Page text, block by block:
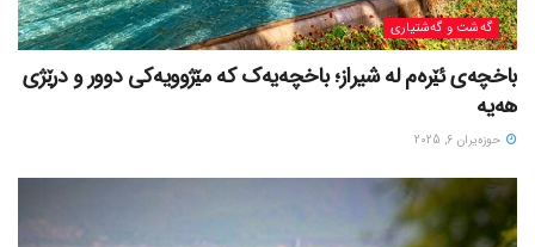
گه‌شت و گه‌شتیاری
باخچەی ئێرەم لە شیراز؛ باخچەیەک کە مێژوویەکی دوور و درێژی
هەیە
حوزه‌یران 6, 2025